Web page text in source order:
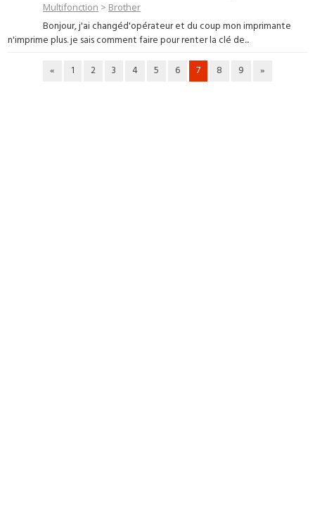
Multifonction > Brother
Bonjour, j'ai changéd'opérateur et du coup mon imprimante
n'imprime plus. je sais comment faire pour renter la clé de...
« 1 2 3 4 5 6 7 8 9 »